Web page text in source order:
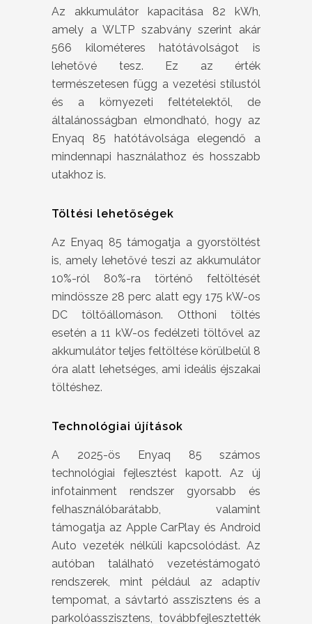
Az akkumulátor kapacitása 82 kWh,
amely a WLTP szabvány szerint akár
566 kilométeres hatótávolságot is
lehetővé tesz. Ez az érték
természetesen függ a vezetési stílustól
és a környezeti feltételektől, de
általánosságban elmondható, hogy az
Enyaq 85 hatótávolsága elegendő a
mindennapi használathoz és hosszabb
utakhoz is.
Töltési lehetőségek
Az Enyaq 85 támogatja a gyorstöltést
is, amely lehetővé teszi az akkumulátor
10%-ról 80%-ra történő feltöltését
mindössze 28 perc alatt egy 175 kW-os
DC töltőállomáson. Otthoni töltés
esetén a 11 kW-os fedélzeti töltővel az
akkumulátor teljes feltöltése körülbelül 8
óra alatt lehetséges, ami ideális éjszakai
töltéshez.
Technológiai újítások
A 2025-ös Enyaq 85 számos
technológiai fejlesztést kapott. Az új
infotainment rendszer gyorsabb és
felhasználóbarátabb, valamint
támogatja az Apple CarPlay és Android
Auto vezeték nélküli kapcsolódást. Az
autóban található vezetéstámogató
rendszerek, mint például az adaptív
tempomat, a sávtartó asszisztens és a
parkolóasszisztens, továbbfejlesztették